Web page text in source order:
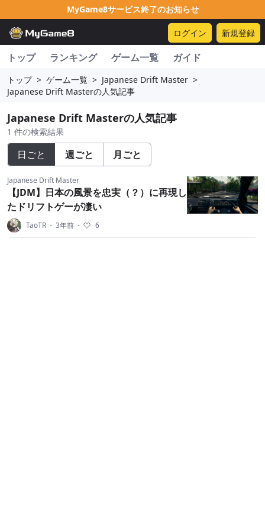
MyGame8サービス終了のお知らせ
ログイン 新規登録
トップ ランキング ゲーム一覧 ガイド
トップ > ゲーム一覧 > Japanese Drift Master >
Japanese Drift Masterの人気記事
Japanese Drift Masterの人気記事
1 件の検索結果
日ごと 週ごと 月ごと
Japanese Drift Master
【JDM】日本の風景を忠実（？）に再現し
たドリフトゲーが凄い
TaoTR ・ 3年前 ・ 6